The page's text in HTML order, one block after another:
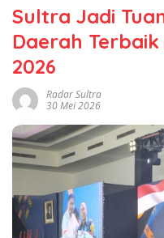
Sultra Jadi
Daerah
2026
Radar Sultra
30 Mei 2026